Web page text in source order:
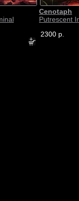
Cenotaph
Putrescent
2300 р.